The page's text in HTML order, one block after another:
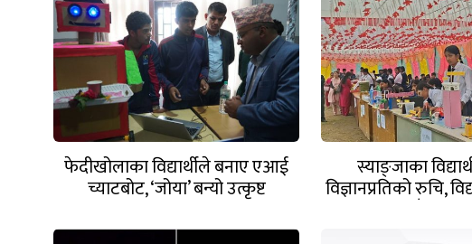
फेदीखोलाका विद्यार्थीले बनाए एआई
च्याटबोट, ‘जोया’ बन्यो उत्कृष्ट
स्याङ्जाका
विज्ञानप्रतिको रुचि,
नयाँ